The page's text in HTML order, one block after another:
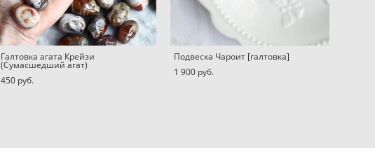
Галтовка агата Крейзи
(Сумасшедший агат)
450 pуб.
Подвеска Чароит [галтовка]
1 900 pуб.